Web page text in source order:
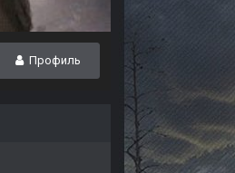
Профиль